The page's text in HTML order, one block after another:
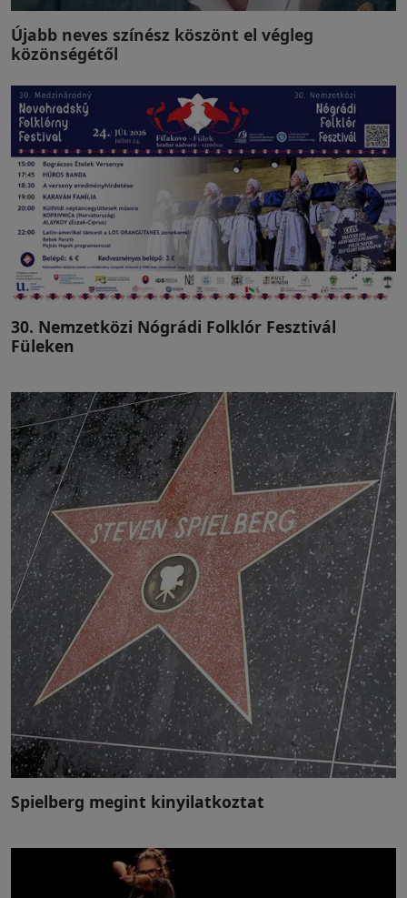
Újabb neves színész köszönt el végleg
közönségétől
30. Nemzetközi Nógrádi Folklór Fesztivál
Füleken
Spielberg megint kinyilatkoztat